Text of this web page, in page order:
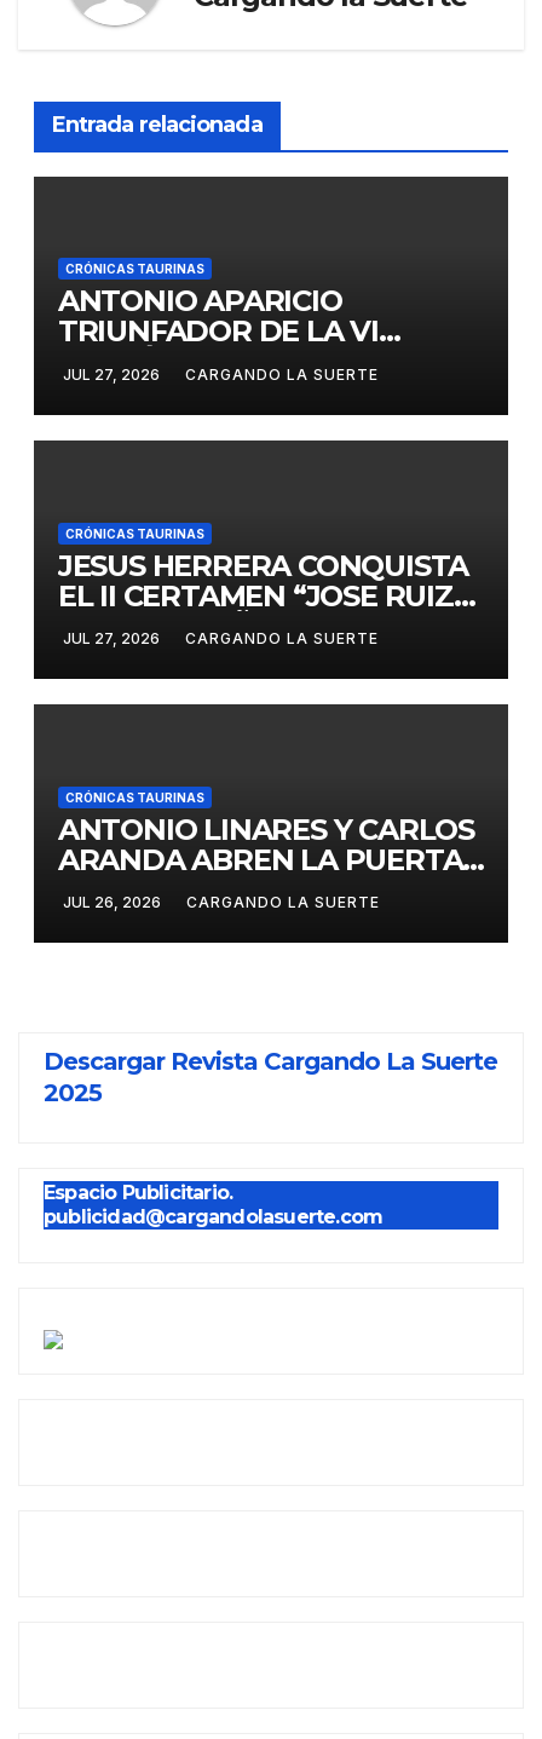
Entrada relacionada
CRÓNICAS TAURINAS
ANTONIO APARICIO
TRIUNFADOR DE LA VI
EDICIÓN DEL CERTAMEN
«VILLA DE LA SOLANA»
JUL 27, 2026 CARGANDO LA SUERTE
CRÓNICAS TAURINAS
JESUS HERRERA CONQUISTA
EL II CERTAMEN “JOSE RUIZ
CALATRAVEÑO”
JUL 27, 2026 CARGANDO LA SUERTE
CRÓNICAS TAURINAS
ANTONIO LINARES Y CARLOS
ARANDA ABREN LA PUERTA
GRANDE EN LA CORRIDA DE
FERIA DE ALMADÉN
JUL 26, 2026 CARGANDO LA SUERTE
Descargar Revista Cargando La Suerte
2025
Espacio Publicitario.
publicidad@cargandolasuerte.com